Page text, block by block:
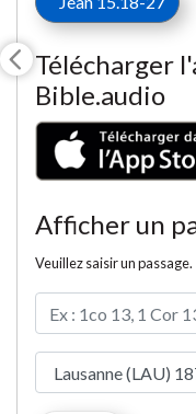
Télécharger
Bible.audio
Afficher un
Veuillez saisir un passage.